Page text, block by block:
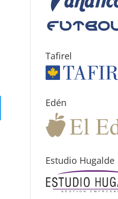
Tafirel
Edén
Estudio Hugalde